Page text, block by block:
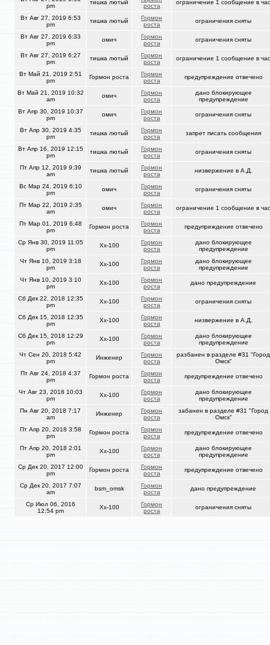
pm
тишка лютый
роста
ограничение 1 сообщение в час
Вт Авг 27, 2019 6:53
pm
тишка лютый
Гормон
роста
ограничения сняты
Вт Авг 27, 2019 6:33
pm
омич
Гормон
роста
ограничения сняты
Вт Авг 27, 2019 6:27
pm
тишка лютый
Гормон
роста
ограничение 1 сообщение в час
Вт Май 21, 2019 2:51
pm
Гормон роста
Гормон
роста
предупреждение отвечено
Вт Май 21, 2019 10:32
am
омич
Гормон
роста
дано блокирующее
предупреждение
Вт Апр 30, 2019 10:37
pm
омич
Гормон
роста
ограничения сняты
Вт Апр 30, 2019 4:35
pm
тишка лютый
Гормон
роста
запрет писать сообщения
Вт Апр 16, 2019 12:15
pm
тишка лютый
Гормон
роста
ограничения сняты
Пт Апр 12, 2019 9:39
am
тишка лютый
Гормон
роста
низвержение в А.Д.
Вс Мар 24, 2019 6:10
pm
омич
Гормон
роста
ограничения сняты
Пт Мар 22, 2019 2:35
am
омич
Гормон
роста
ограничение 1 сообщение в час
Пт Мар 01, 2019 6:48
pm
Гормон роста
Гормон
роста
предупреждение отвечено
Ср Янв 30, 2019 11:05
pm
Xx-100
Гормон
роста
дано блокирующее
предупреждение
Чт Янв 10, 2019 3:18
pm
Xx-100
Гормон
роста
дано блокирующее
предупреждение
Чт Янв 10, 2019 3:10
pm
Xx-100
Гормон
роста
дано предупреждение
Сб Дек 22, 2018 12:35
pm
Xx-100
Гормон
роста
ограничения сняты
Сб Дек 15, 2018 12:35
pm
Xx-100
Гормон
роста
низвержение в А.Д.
Сб Дек 15, 2018 12:29
pm
Xx-100
Гормон
роста
дано блокирующее
предупреждение
Чт Сен 20, 2018 5:42
pm
Инженер
Гормон
роста
разбанен в разделе #31 "Город
Омск"
Пт Авг 24, 2018 4:37
pm
Гормон роста
Гормон
роста
предупреждение отвечено
Чт Авг 23, 2018 10:03
pm
Xx-100
Гормон
роста
дано блокирующее
предупреждение
Пн Авг 20, 2018 7:17
am
Инженер
Гормон
роста
забанен в разделе #31 "Город
Омск"
Пт Апр 20, 2018 3:58
pm
Гормон роста
Гормон
роста
предупреждение отвечено
Пт Апр 20, 2018 2:01
pm
Xx-100
Гормон
роста
дано блокирующее
предупреждение
Ср Дек 20, 2017 12:00
pm
Гормон роста
Гормон
роста
предупреждение отвечено
Ср Дек 20, 2017 7:07
am
bsm_omsk
Гормон
роста
дано предупреждение
Ср Июл 06, 2016
12:54 pm
Xx-100
Гормон
роста
ограничения сняты